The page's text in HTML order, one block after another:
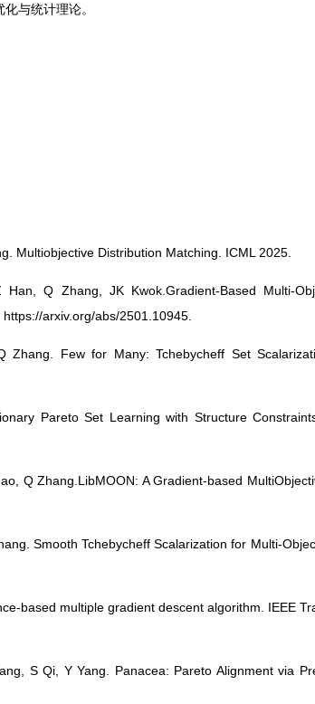
与统计理论。
Multiobjective Distribution Matching. ICML 2025.
Q Zhang, JK Kwok.Gradient-Based Multi-
https://arxiv.org/abs/2501.10945.
Few for Many: Tchebycheff Set
Pareto Set Learning with Structure
Q Zhang.LibMOON: A Gradient-based
Smooth Tchebycheff Scalarization for Multi-
based multiple gradient descent algorithm. IEEE
S Qi, Y Yang. Panacea: Pareto Alignment via